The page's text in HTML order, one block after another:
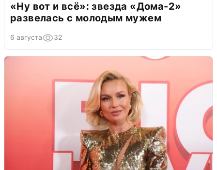
«Ну вот и всё»: звезда «Дома-2»
развелась с молодым мужем
6 августа 32